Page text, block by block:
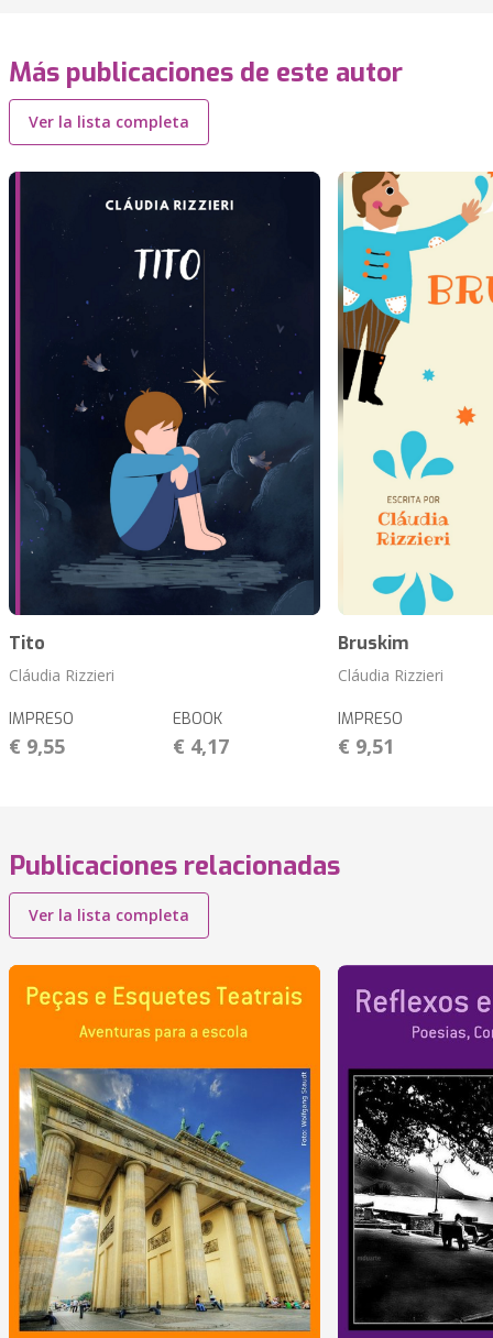
Más publicaciones de este autor
Ver la lista completa
Tito
Cláudia Rizzieri
IMPRESO
€ 9,55
EBOOK
€ 4,17
Bruskim
Cláudia Rizzieri
IMPRESO
€ 9,51
Publicaciones relacionadas
Ver la lista completa